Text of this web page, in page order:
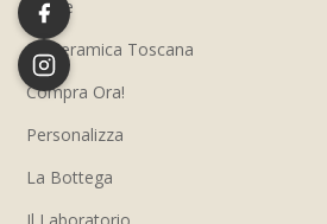
Home
La Ceramica Toscana
Compra Ora!
Personalizza
La Bottega